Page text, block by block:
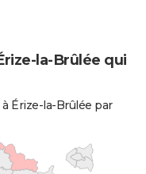
la-Brûlée qui
Érize-la-Brûlée par